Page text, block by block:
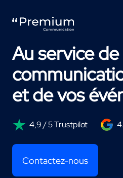
Au service
et de vos
4,9 / 5 Trustpilot
Contactez-nous